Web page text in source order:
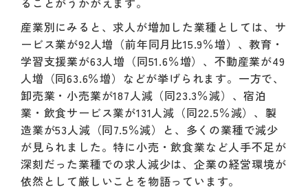
産業別にみると、求人が増加した業種としては、サ
ービス業が92人増（前年同月比15.9％増）、教育・
学習支援業が63人増（同51.6％増）、不動産業が49
人増（同63.6％増）などが挙げられます。一方で、
卸売業・小売業が187人減（同23.3％減）、宿泊
業・飲食サービス業が131人減（同22.5％減）、製
造業が53人減（同7.5％減）と、多くの業種で減少
が見られました。特に小売・飲食業など人手不足が
深刻だった業種での求人減少は、企業の経営環境が
依然として厳しいことを物語っています。